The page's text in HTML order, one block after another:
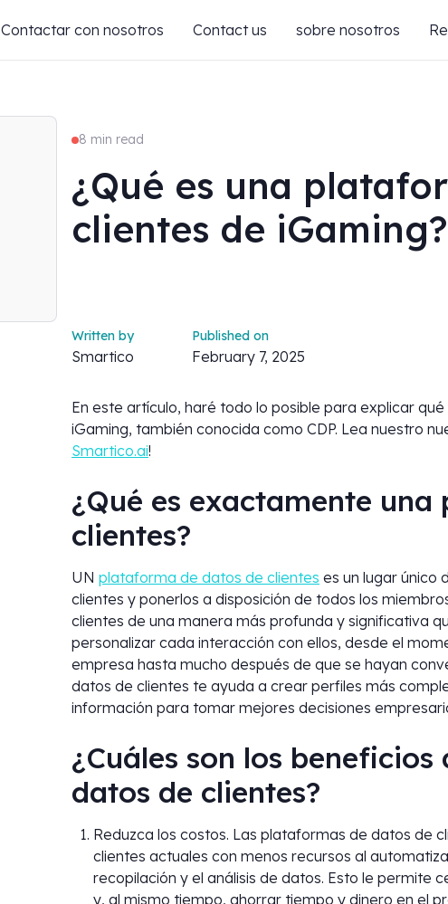
Contactar con nosotros Contact us sobre nosotros
8 min read
¿Qué es una
clientes de iGaming?
Written by
Smartico
Published on
February 7, 2025
En este artículo, haré todo lo posible para explicar
iGaming, también conocida como CDP. Lea nuestro
Smartico.ai!
¿Qué es exactamente
clientes?
UN plataforma de datos de clientes es un lugar único
clientes y ponerlos a disposición de todos los
clientes de una manera más profunda y significativa
personalizar cada interacción con ellos, desde el
empresa hasta mucho después de que se hayan
datos de clientes te ayuda a crear perfiles más
información para tomar mejores decisiones
¿Cuáles son los
datos de clientes?
Reduzca los costos. Las plataformas de datos de
clientes actuales con menos recursos al
recopilación y el análisis de datos. Esto le permite
y, al mismo tiempo, ahorrar tiempo y dinero en el